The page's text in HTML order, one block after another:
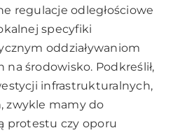
regulacje odległościowe
specyfiki
oddziaływaniom
środowisko. Podkreślił,
infrastrukturalnych,
zwykle mamy do
protestu czy oporu